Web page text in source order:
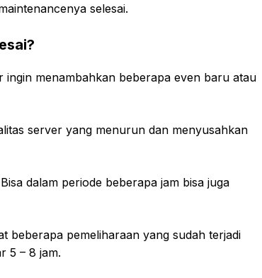
selesai.
menambahkan beberapa even baru atau
server yang menurun dan menyusahkan
dalam periode beberapa jam bisa juga
beberapa pemeliharaan yang sudah terjadi
5 – 8 jam.